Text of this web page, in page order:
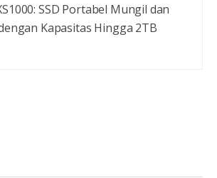
SSD Portabel Mungil dan
Kapasitas Hingga 2TB